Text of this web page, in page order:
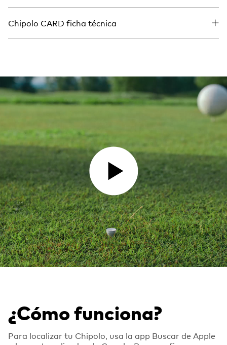
Chipolo CARD ficha técnica
PLAY VIDEO
¿Cómo funciona?
Para localizar tu Chipolo, usa la app Buscar de Apple